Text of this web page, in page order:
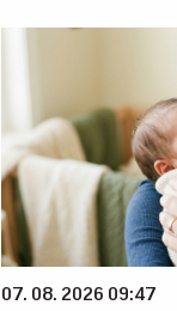
07. 08. 2026 09:47